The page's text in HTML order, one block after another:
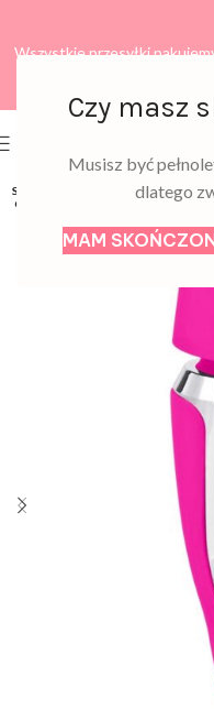
Czy masz
Musisz być
dlatego
MAM
Wszystkie przesyłki
SOLD
OUT